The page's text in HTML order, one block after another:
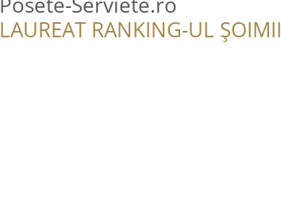
LAUREAT RANKING-UL ȘOIMII